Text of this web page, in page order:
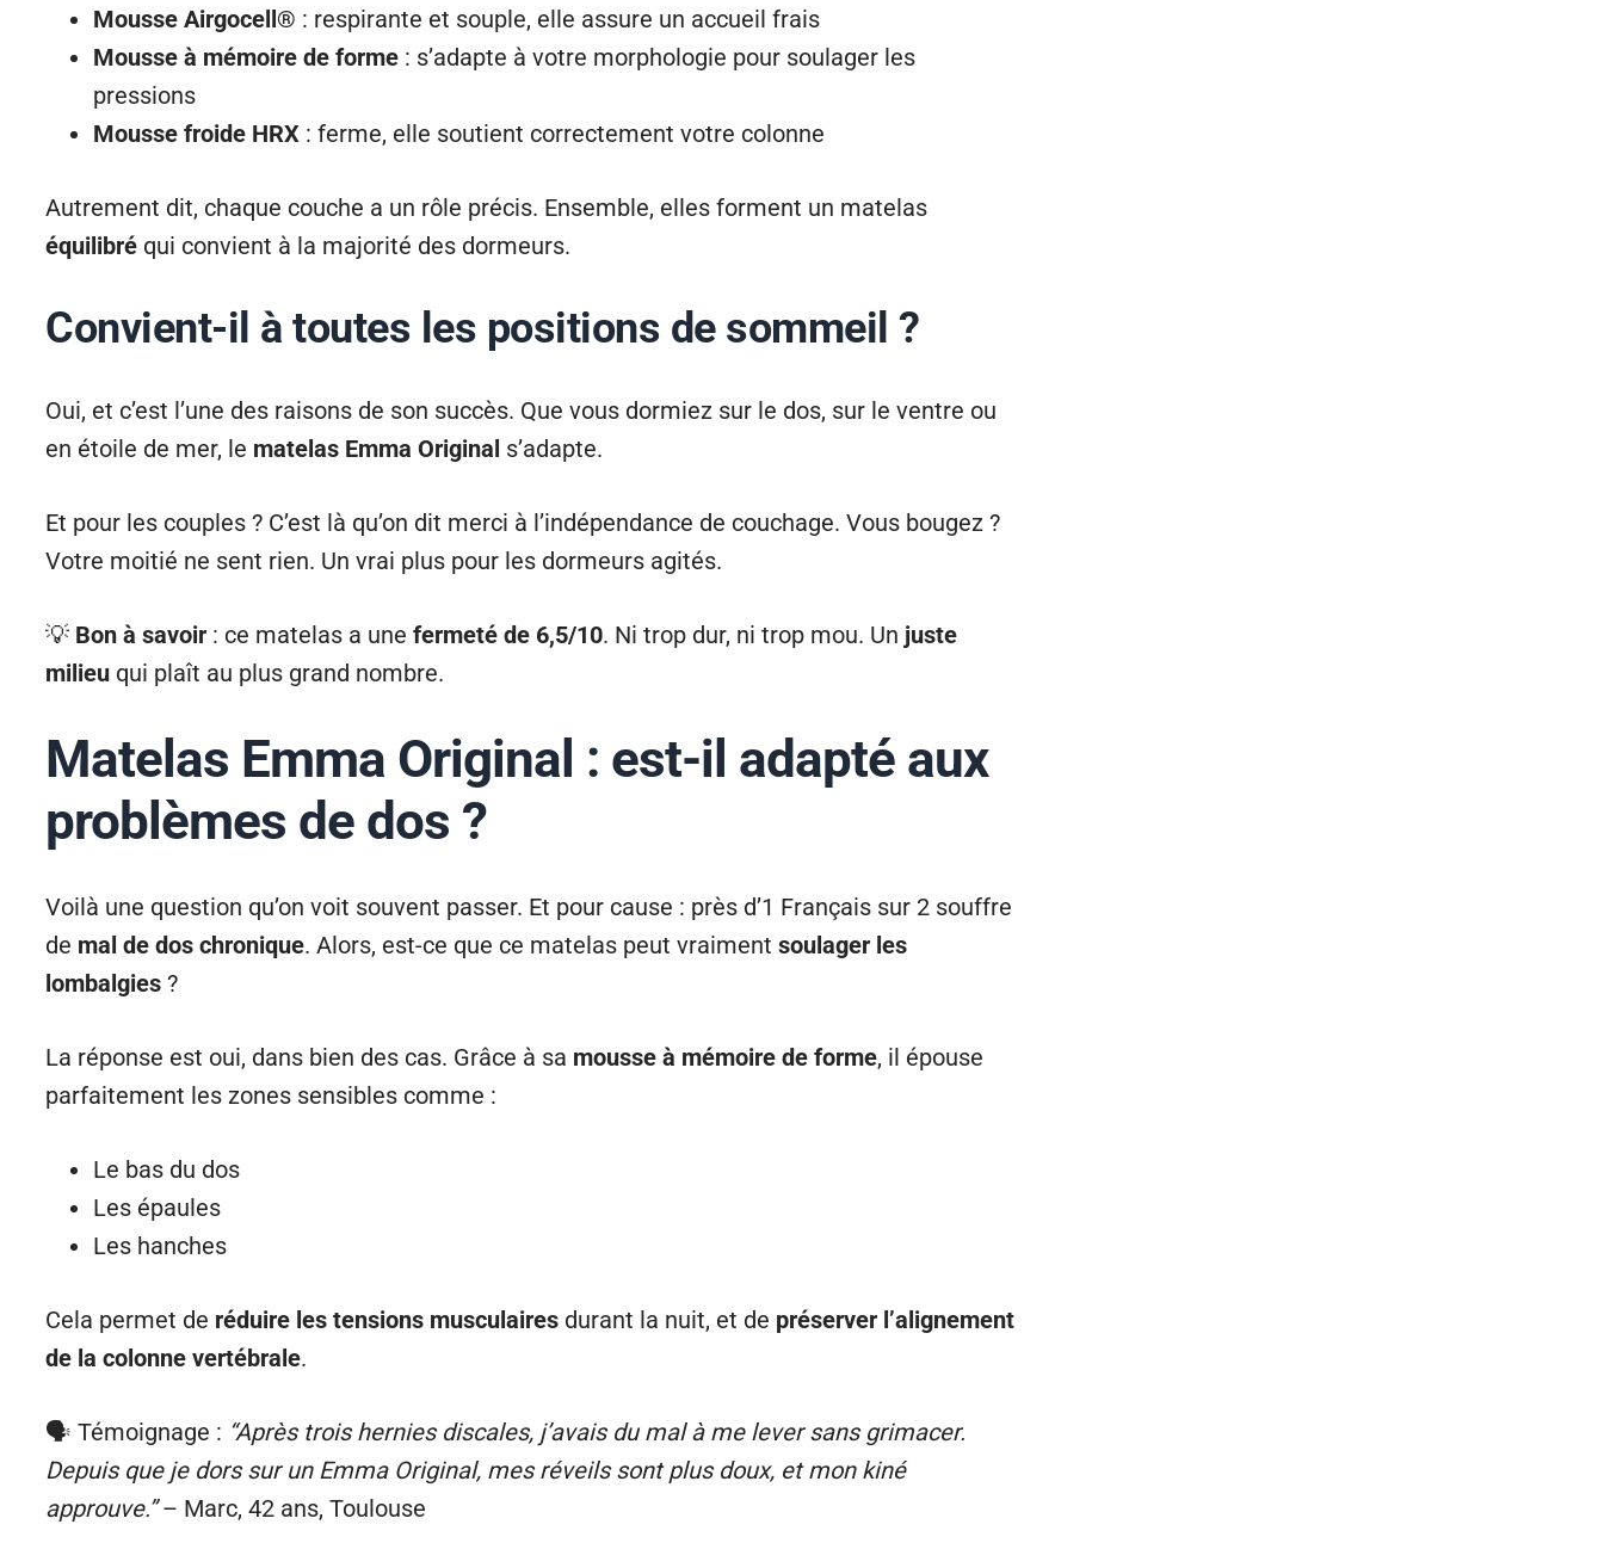
Mousse Airgocell® : respirante et souple, elle assure un accueil frais
Mousse à mémoire de forme : s’adapte à votre morphologie pour soulager les
pressions
Mousse froide HRX : ferme, elle soutient correctement votre colonne
Autrement dit, chaque couche a un rôle précis. Ensemble, elles forment un matelas
équilibré qui convient à la majorité des dormeurs.
Convient-il à toutes les positions de sommeil ?
Oui, et c’est l’une des raisons de son succès. Que vous dormiez sur le dos, sur le ventre ou
en étoile de mer, le matelas Emma Original s’adapte.
Et pour les couples ? C’est là qu’on dit merci à l’indépendance de couchage. Vous bougez ?
Votre moitié ne sent rien. Un vrai plus pour les dormeurs agités.
💡 Bon à savoir : ce matelas a une fermeté de 6,5/10. Ni trop dur, ni trop mou. Un juste
milieu qui plaît au plus grand nombre.
Matelas Emma Original : est-il adapté aux
problèmes de dos ?
Voilà une question qu’on voit souvent passer. Et pour cause : près d’1 Français sur 2 souffre
de mal de dos chronique. Alors, est-ce que ce matelas peut vraiment soulager les
lombalgies ?
La réponse est oui, dans bien des cas. Grâce à sa mousse à mémoire de forme, il épouse
parfaitement les zones sensibles comme :
Le bas du dos
Les épaules
Les hanches
Cela permet de réduire les tensions musculaires durant la nuit, et de préserver l’alignement
de la colonne vertébrale.
🗣 Témoignage : “Après trois hernies discales, j’avais du mal à me lever sans grimacer.
Depuis que je dors sur un Emma Original, mes réveils sont plus doux, et mon kiné
approuve.”– Marc, 42 ans, Toulouse